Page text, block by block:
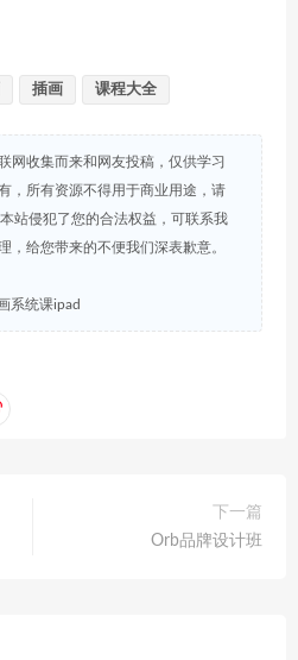
插画 课程大全
网收集而来和网友投稿，仅供学习
，所有资源不得用于商业用途，请
站侵犯了您的合法权益，可联系我
，给您带来的不便我们深表歉意。
系统课ipad
下一篇
Orb品牌设计班